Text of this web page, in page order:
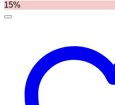
JACKEN
HOODIES
15%